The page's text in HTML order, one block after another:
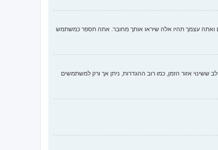
ואתה עצמך תהיו אלה שיראו אותך מחובר. אתה תספר כמשתמש
ששינוי אזור הזמן, כמו רוב ההגדרות, ניתן אך ורק למשתמשים